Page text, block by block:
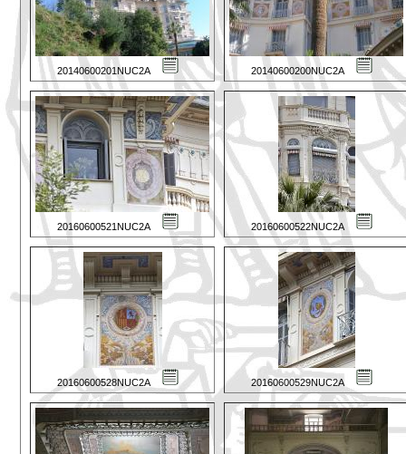
20140600201NUC2A 20140600200NUC2A
20160600521NUC2A 20160600522NUC2A
20160600528NUC2A 20160600529NUC2A